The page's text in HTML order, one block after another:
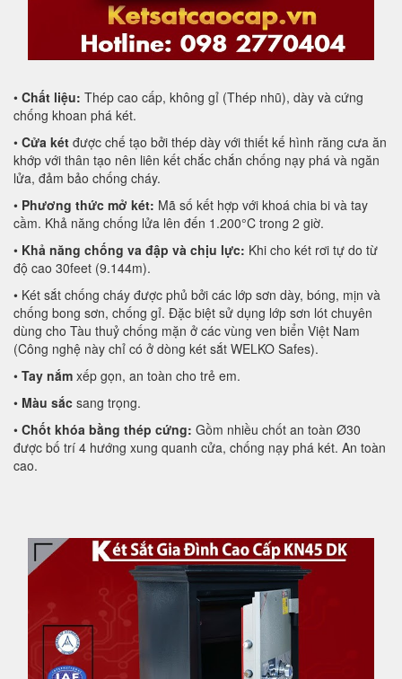
• Chất liệu: Thép cao cấp, không gỉ (Thép nhũ), dày và cứng
chống khoan phá két.
• Cửa két được chế tạo bởi thép dày với thiết kế hình răng cưa ăn
khớp với thân tạo nên liên kết chắc chắn chống nạy phá và ngăn
lửa, đảm bảo chống cháy.
• Phương thức mở két: Mã số kết hợp với khoá chia bi và tay
cầm. Khả năng chống lửa lên đến 1.200°C trong 2 giờ.
• Khả năng chống va đập và chịu lực: Khi cho két rơi tự do từ
độ cao 30feet (9.144m).
• Két sắt chống cháy được phủ bởi các lớp sơn dày, bóng, mịn và
chống bong sơn, chống gỉ. Đặc biệt sử dụng lớp sơn lót chuyên
dùng cho Tàu thuỷ chống mặn ở các vùng ven biển Việt Nam
(Công nghệ này chỉ có ở dòng két sắt WELKO Safes).
• Tay nắm xếp gọn, an toàn cho trẻ em.
• Màu sắc sang trọng.
• Chốt khóa bằng thép cứng: Gồm nhiều chốt an toàn Ø30
được bố trí 4 hướng xung quanh cửa, chống nạy phá két. An toàn
cao.